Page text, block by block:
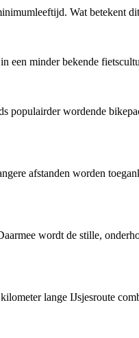
Wat betekent
een minder bekende
populairder wordende
afstanden worden
wordt de stille,
lange IJsjesroute